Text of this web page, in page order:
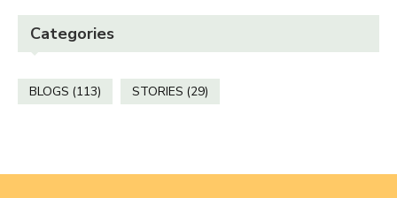
Categories
BLOGS (113) STORIES (29)